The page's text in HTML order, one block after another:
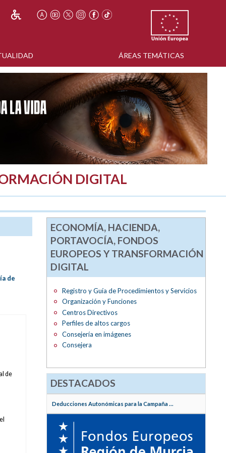
ÁREAS TEMÁTICAS
DIGITAL
de
de
ECONOMÍA, HACIENDA,
PORTAVOCÍA, FONDOS
EUROPEOS Y TRANSFORMACIÓN
DIGITAL
Registro y Guía de Procedimientos y Servicios
Organización y Funciones
Centros Directivos
Perfiles de altos cargos
Consejería en imágenes
Consejera
DESTACADOS
Deducciones Autonómicas para la Campaña ...